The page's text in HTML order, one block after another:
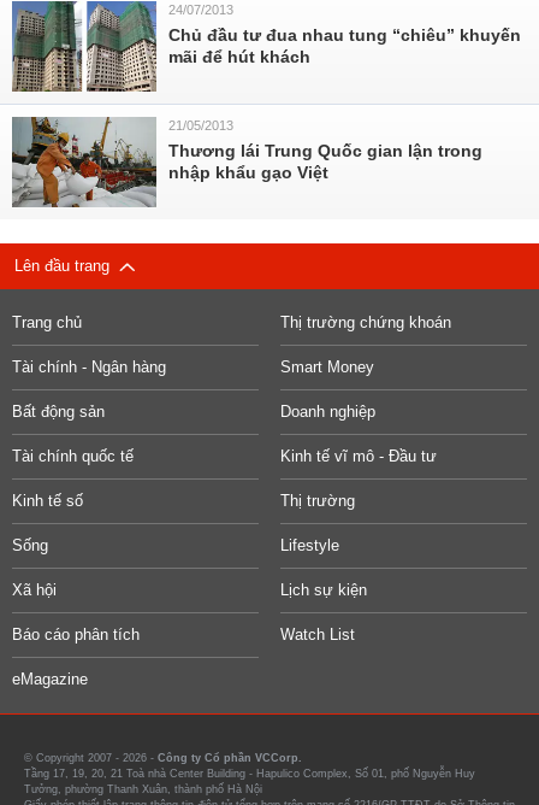
24/07/2013
Chủ đầu tư đua nhau tung “chiêu” khuyến
mãi để hút khách
21/05/2013
Thương lái Trung Quốc gian lận trong
nhập khẩu gạo Việt
Lên đầu trang
Trang chủ Thị trường chứng khoán
Tài chính - Ngân hàng Smart Money
Bất động sản Doanh nghiệp
Tài chính quốc tế Kinh tế vĩ mô - Đầu tư
Kinh tế số Thị trường
Sống Lifestyle
Xã hội Lịch sự kiện
Báo cáo phân tích Watch List
eMagazine
© Copyright 2007 - 2026 - Công ty Cổ phần VCCorp.
Tầng 17, 19, 20, 21 Toà nhà Center Building - Hapulico Complex, Số 01, phố Nguyễn Huy
Tưởng, phường Thanh Xuân, thành phố Hà Nội